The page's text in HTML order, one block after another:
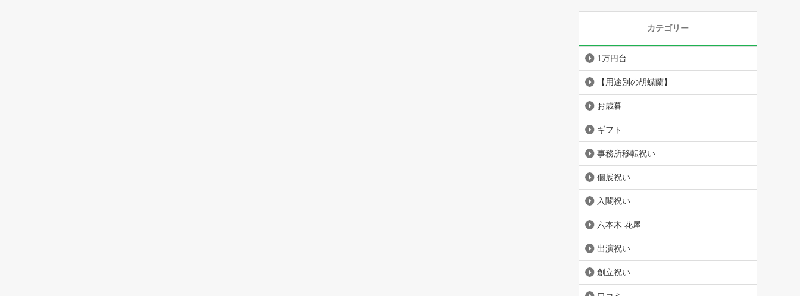
カテゴリー
1万円台
【用途別の胡蝶蘭】
お歳暮
ギフト
事務所移転祝い
個展祝い
入閣祝い
六本木 花屋
出演祝い
創立祝い